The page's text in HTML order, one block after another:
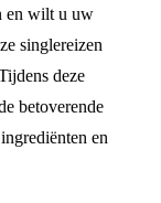
en wilt u uw
singlereizen
deze
betoverende
en